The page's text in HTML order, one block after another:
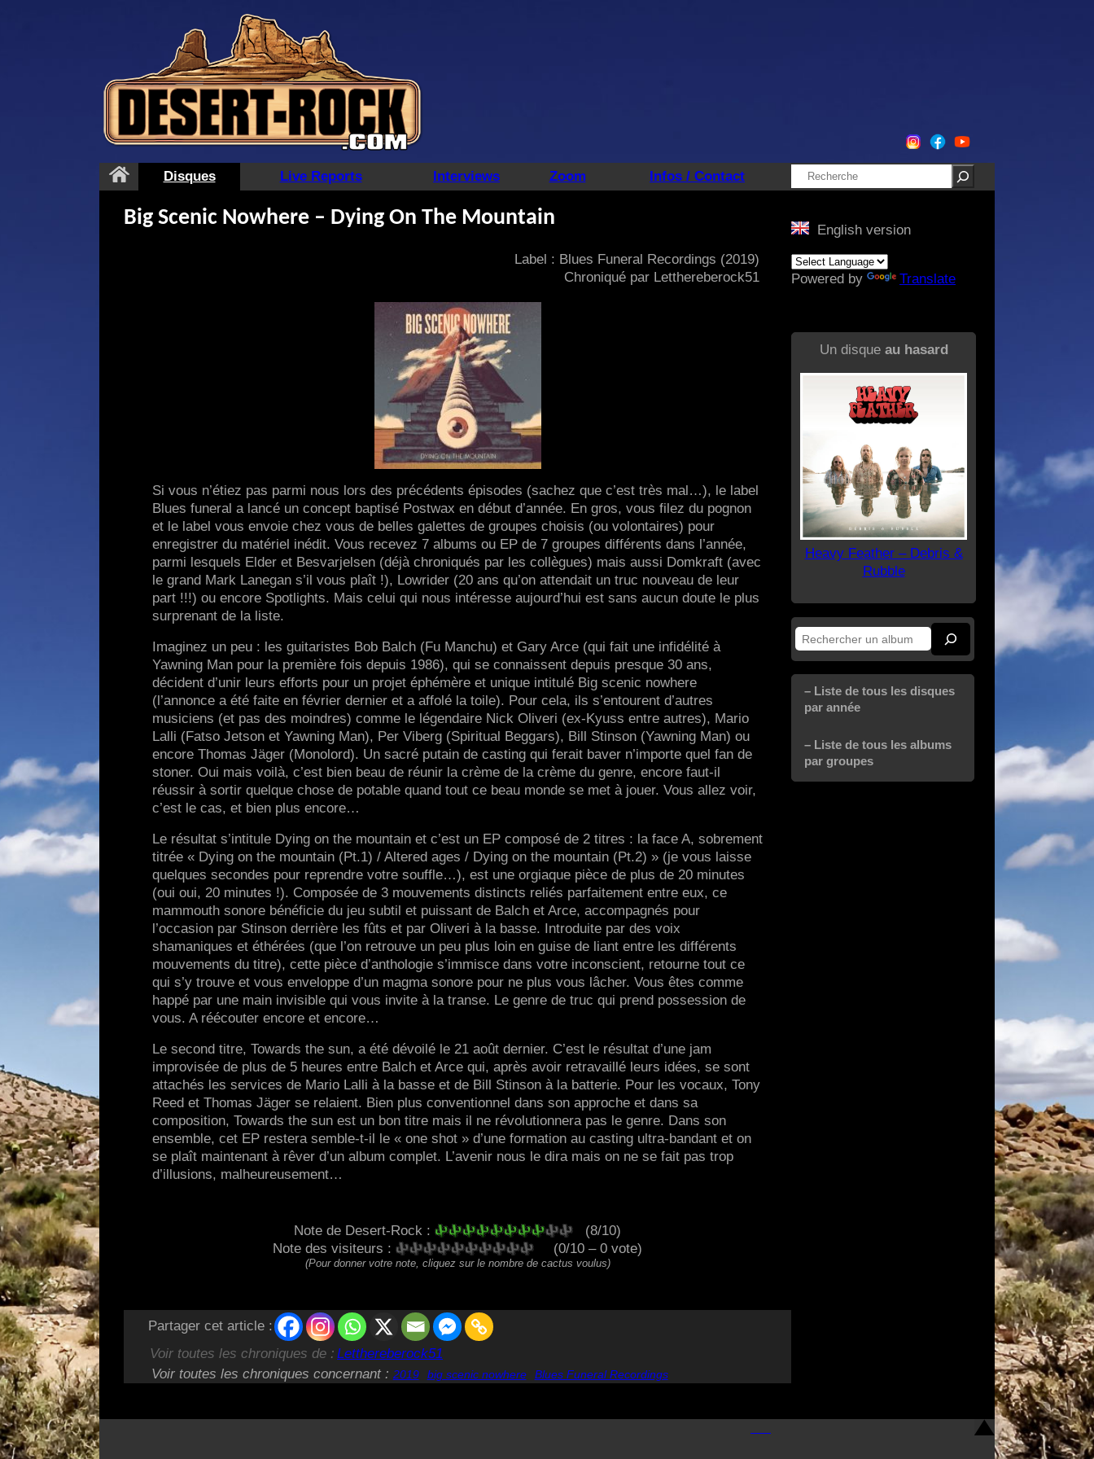
Disques Live Reports Interviews Zoom Infos / Contact Rechercher
Big Scenic Nowhere – Dying On The Mountain
Label : Blues Funeral Recordings (2019)
Chroniqué par Letthereberock51
Si vous n’étiez pas parmi nous lors des précédents épisodes (sachez que c’est très mal…), le label
Blues funeral a lancé un concept baptisé Postwax en début d’année. En gros, vous filez du pognon
et le label vous envoie chez vous de belles galettes de groupes choisis (ou volontaires) pour
enregistrer du matériel inédit. Vous recevez 7 albums ou EP de 7 groupes différents dans l’année,
parmi lesquels Elder et Besvarjelsen (déjà chroniqués par les collègues) mais aussi Domkraft (avec
le grand Mark Lanegan s’il vous plaît !), Lowrider (20 ans qu’on attendait un truc nouveau de leur
part !!!) ou encore Spotlights. Mais celui qui nous intéresse aujourd’hui est sans aucun doute le plus
surprenant de la liste.
Imaginez un peu : les guitaristes Bob Balch (Fu Manchu) et Gary Arce (qui fait une infidélité à
Yawning Man pour la première fois depuis 1986), qui se connaissent depuis presque 30 ans,
décident d’unir leurs efforts pour un projet éphémère et unique intitulé Big scenic nowhere
(l’annonce a été faite en février dernier et a affolé la toile). Pour cela, ils s’entourent d’autres
musiciens (et pas des moindres) comme le légendaire Nick Oliveri (ex-Kyuss entre autres), Mario
Lalli (Fatso Jetson et Yawning Man), Per Viberg (Spiritual Beggars), Bill Stinson (Yawning Man) ou
encore Thomas Jäger (Monolord). Un sacré putain de casting qui ferait baver n’importe quel fan de
stoner. Oui mais voilà, c’est bien beau de réunir la crème de la crème du genre, encore faut-il
réussir à sortir quelque chose de potable quand tout ce beau monde se met à jouer. Vous allez voir,
c’est le cas, et bien plus encore…
Le résultat s’intitule Dying on the mountain et c’est un EP composé de 2 titres : la face A, sobrement
titrée « Dying on the mountain (Pt.1) / Altered ages / Dying on the mountain (Pt.2) » (je vous laisse
quelques secondes pour reprendre votre souffle…), est une orgiaque pièce de plus de 20 minutes
(oui oui, 20 minutes !). Composée de 3 mouvements distincts reliés parfaitement entre eux, ce
mammouth sonore bénéficie du jeu subtil et puissant de Balch et Arce, accompagnés pour
l’occasion par Stinson derrière les fûts et par Oliveri à la basse. Introduite par des voix
shamaniques et éthérées (que l’on retrouve un peu plus loin en guise de liant entre les différents
mouvements du titre), cette pièce d’anthologie s’immisce dans votre inconscient, retourne tout ce
qui s’y trouve et vous enveloppe d’un magma sonore pour ne plus vous lâcher. Vous êtes comme
happé par une main invisible qui vous invite à la transe. Le genre de truc qui prend possession de
vous. A réécouter encore et encore…
Le second titre, Towards the sun, a été dévoilé le 21 août dernier. C’est le résultat d’une jam
improvisée de plus de 5 heures entre Balch et Arce qui, après avoir retravaillé leurs idées, se sont
attachés les services de Mario Lalli à la basse et de Bill Stinson à la batterie. Pour les vocaux, Tony
Reed et Thomas Jäger se relaient. Bien plus conventionnel dans son approche et dans sa
composition, Towards the sun est un bon titre mais il ne révolutionnera pas le genre. Dans son
ensemble, cet EP restera semble-t-il le « one shot » d’une formation au casting ultra-bandant et on
se plaît maintenant à rêver d’un album complet. L’avenir nous le dira mais on ne se fait pas trop
d’illusions, malheureusement…
Note de Desert-Rock :
(8/10)
Note des visiteurs :
(0/10 – 0 vote)
(Pour donner votre note, cliquez sur le nombre de cactus voulus)
Partager cet article :
Voir toutes les chroniques de : Letthereberock51
Voir toutes les chroniques concernant : 2019 big scenic nowhere Blues Funeral Recordings
English version
Powered by Translate
Un disque au hasard
Heavy Feather – Debris &
Rubble
Rechercher
– Liste de tous les disques
par année
– Liste de tous les albums
par groupes